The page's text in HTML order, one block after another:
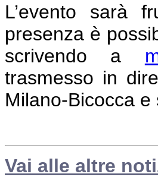
L’evento sarà
presenza è
scrivendo a
trasmesso in
Milano-Bicocca e
Vai alle altre